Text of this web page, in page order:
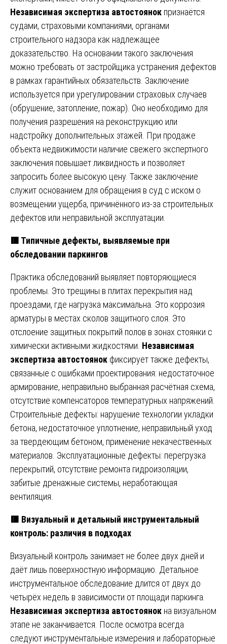
Независимая экспертиза автостоянок признаётся
судами, страховыми компаниями, органами
строительного надзора как надлежащее
доказательство. На основании такого заключения
можно требовать от застройщика устранения дефектов
в рамках гарантийных обязательств. Заключение
используется при урегулировании страховых случаев
(обрушение, затопление, пожар). Оно необходимо для
получения разрешения на реконструкцию или
надстройку дополнительных этажей. При продаже
объекта недвижимости наличие свежего экспертного
заключения повышает ликвидность и позволяет
запросить более высокую цену. Также заключение
служит основанием для обращения в суд с иском о
возмещении ущерба, причинённого из-за строительных
дефектов или неправильной эксплуатации.
🟥 Типичные дефекты, выявляемые при
обследовании паркингов
Практика обследований выявляет повторяющиеся
проблемы. Это трещины в плитах перекрытия над
проездами, где нагрузка максимальна. Это коррозия
арматуры в местах сколов защитного слоя. Это
отслоение защитных покрытий полов в зонах стоянки с
химически активными жидкостями. Независимая
экспертиза автостоянок фиксирует также дефекты,
связанные с ошибками проектирования: недостаточное
армирование, неправильно выбранная расчётная схема,
отсутствие компенсаторов температурных напряжений.
Строительные дефекты: нарушение технологии укладки
бетона, недостаточное уплотнение, неправильный уход
за твердеющим бетоном, применение некачественных
материалов. Эксплуатационные дефекты: перегрузка
перекрытий, отсутствие ремонта гидроизоляции,
забитые дренажные системы, неработающая
вентиляция.
🟥 Визуальный и детальный инструментальный
контроль: различия в подходах
Визуальный контроль занимает не более двух дней и
даёт лишь поверхностную информацию. Детальное
инструментальное обследование длится от двух до
четырёх недель в зависимости от площади паркинга.
Независимая экспертиза автостоянок на визуальном
этапе не заканчивается. После осмотра всегда
следуют инструментальные измерения и лабораторные